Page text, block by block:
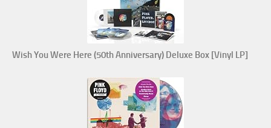
Wish You Were Here (50th Anniversary) Deluxe Box [Vinyl LP]